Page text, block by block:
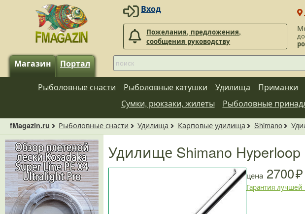
Вход
Пожелания, предложения,
сообщения руководству
Магазин Портал
Рыболовные снасти Рыболовные катушки Удилища Приманки
Сумки, рюкзаки, жилеты
Рыболовные
fMagazin.ru Рыболовные снасти Удилища Карповые удилища Shimano
Удилище Shimano Hyperloop
цена 2700
Гарантия